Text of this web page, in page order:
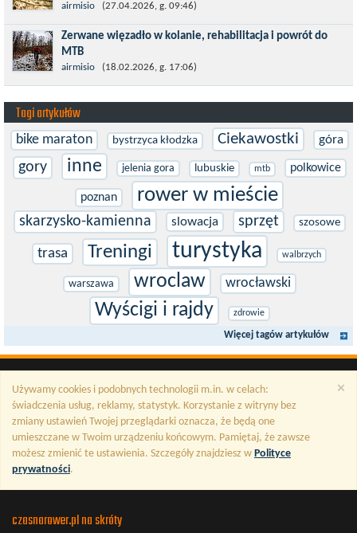
Prawdziwym testem po kontuzji kolana i uszkodzeniu więzadeł
jest powrót do sportowej rywalizacji. Podczas zawodów znikają
bariery,...
airmisio (27.04.2026, g. 09:46)
Zerwane więzadło w kolanie, rehabilitacja i powrót do
MTB
W sporcie nie ma kalkulacji, niezależnie od stopnia
zaawansowania. Trenujesz, startujesz w zawodach i chcesz po
prostu oddać się grze, dać z siebie...
airmisio (18.02.2026, g. 17:06)
Tagi artykułów
bike maraton bystrzyca kłodzka Ciekawostki góra
gory inne jelenia gora lubuskie mtb polkowice
poznan rower w mieście
skarzysko-kamienna slowacja sprzęt szosowe
trasa Treningi turystyka walbrzych
warszawa wroclaw wrocławski
Wyścigi i rajdy zdrowie
Więcej tagów artykułów
×
Używamy cookies i podobnych technologii m.in. w celach:
świadczenia usług, reklamy, statystyk. Korzystanie z witryny bez
zmiany ustawień Twojej przeglądarki oznacza, że będą one
umieszczane w Twoim urządzeniu końcowym. Pamiętaj, że zawsze
możesz zmienić te ustawienia. Szczegóły znajdziesz w Polityce
prywatności.
czasnarower.pl na skróty